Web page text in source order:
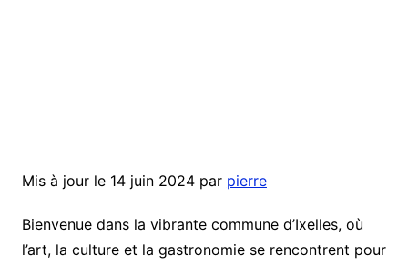
Mis à jour le 14 juin 2024 par pierre
Bienvenue dans la vibrante commune d’Ixelles, où
l’art, la culture et la gastronomie se rencontrent pour